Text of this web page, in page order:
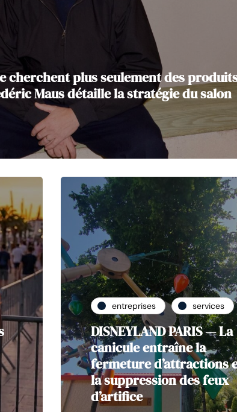
cherchent plus seulement des
Maus détaille la stratégie du salon
entreprises services
DISNEYLAND PARIS — La
canicule entraîne la
fermeture d’attractions
la suppression des feux
d’artifice